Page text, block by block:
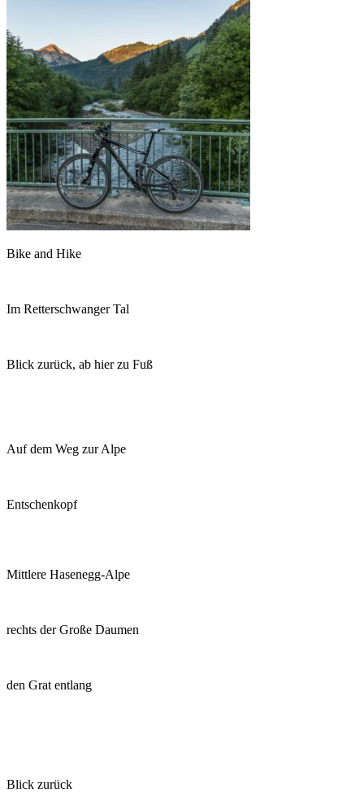
Bike and Hike
Im Retterschwanger Tal
Blick zurück, ab hier zu Fuß
Auf dem Weg zur Alpe
Entschenkopf
Mittlere Hasenegg-Alpe
rechts der Große Daumen
den Grat entlang
Blick zurück